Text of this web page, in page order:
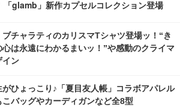
「glamb」新作カプセルコレクション登場
ブチャラティのカリスマTシャツ登場ッ！“き
心は永遠にわかるまいッ！”や感動のクライマ
イン
がひょっこり♪「夏目友人帳」コラボアパレル
バッグやカーディガンなど全8型